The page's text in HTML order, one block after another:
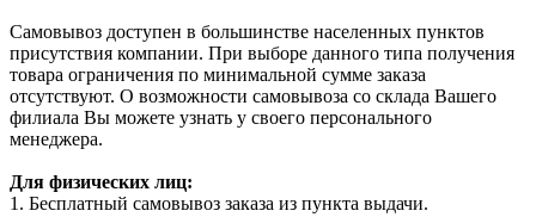
Самовывоз доступен в большинстве населенных пунктов
присутствия компании. При выборе данного типа получения
товара ограничения по минимальной сумме заказа
отсутствуют. О возможности самовывоза со склада Вашего
филиала Вы можете узнать у своего персонального
менеджера.
Для физических лиц:
1. Бесплатный самовывоз заказа из пункта выдачи.